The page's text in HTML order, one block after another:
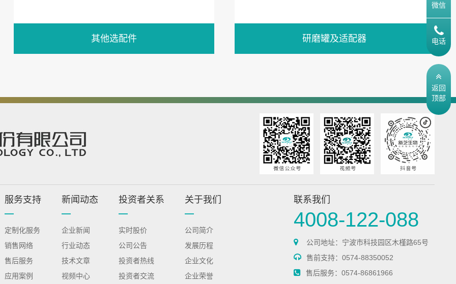
其他选配件 研磨罐及适配器
服务支持
定制化服务
销售网络
售后服务
应用案例
新闻动态
企业新闻
行业动态
技术文章
视频中心
投资者关系
实时股价
公司公告
投资者热线
投资者交流
关于我们
公司简介
发展历程
企业文化
企业荣誉
联系我们
4008-122-088
公司地址：宁波市科技园区木槿路65号
售前支持：0574-88350052
售后服务：0574-86861966
微信
电话
返回
顶部